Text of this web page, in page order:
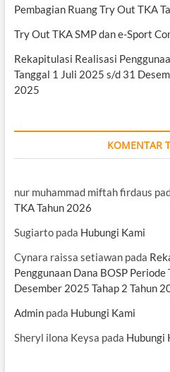
Pembagian Ruang Try Out TKA
Try Out TKA SMP dan e-Sport
Rekapitulasi Realisasi
Tanggal 1 Juli 2025 s/d 31
2025
KOMENTAR
nur muhammad miftah firdaus
TKA Tahun 2026
Sugiartopada Hubungi Kami
Cynara raissa setiawanpada
Penggunaan Dana BOSP
Desember 2025 Tahap 2 Tahun
Adminpada Hubungi Kami
Sheryl ilona Keysa pada Hubungi